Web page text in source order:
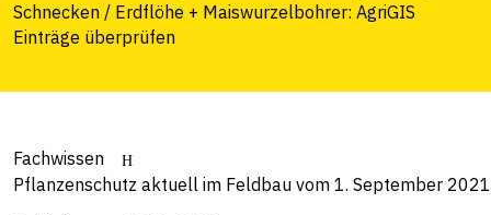
Schnecken / Erdflöhe + Maiswurzelbohrer: AgriGIS
Einträge überprüfen
Fachwissen
Pflanzenschutz aktuell im Feldbau vom 1. September 2021